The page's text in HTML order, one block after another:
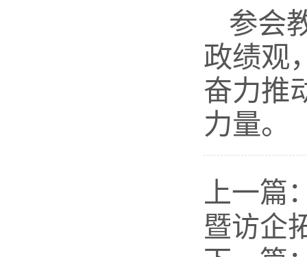
参会
政绩观
奋力推
力量。
上一
暨访企